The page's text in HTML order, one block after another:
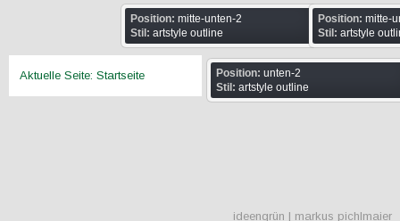
Position: mitte-unten-2
Stil: artstyle outline
Position: mitte-
Stil: artstyle
Aktuelle Seite: Startseite Position: unten-2
Stil: artstyle outline
ideengrün | markus pichlmaier